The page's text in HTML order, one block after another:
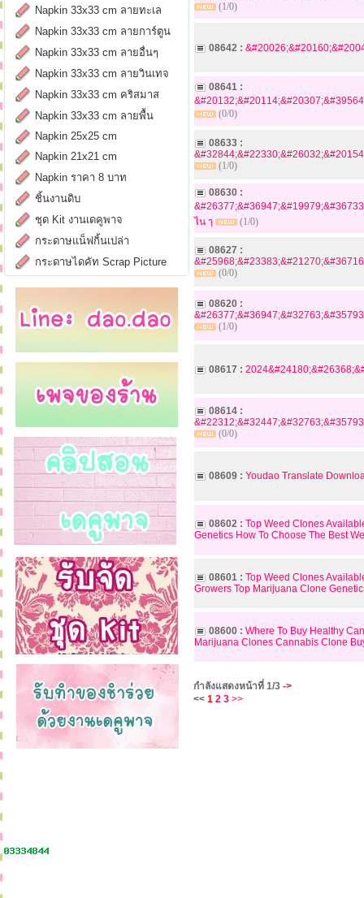
Napkin 33x33 cm ลายทะเล
Napkin 33x33 cm ลายการ์ตูน
Napkin 33x33 cm ลายอื่นๆ
Napkin 33x33 cm ลายวินเทจ
Napkin 33x33 cm คริสมาส
Napkin 33x33 cm ลายพื้น
Napkin 25x25 cm
Napkin 21x21 cm
Napkin ราคา 8 บาท
ชิ้นงานดิบ
ชุด Kit งานเดคูพาจ
กระดาษแน็ฟกิ้นเปล่า
กระดาษไดคัท Scrap Picture
(1/0)
08642 :
08641 :
(0/0)
08633 :
(1/0)
08630 :
ไน ๅ
(1/0)
08627 :
(0/0)
08620 :
(1/0)
08617 :
08614 :
(0/0)
08609 : Youdao Translate
08602 : Top Weed Clones
Genetics How To Choose The Best
08601 : Top Weed Clones
Growers Top Marijuana Clone
08600 : Where To Buy Healthy
Marijuana Clones Cannabis Clone
กำลังแสดงหน้าที่ 1/3 ->
<< 1 2 3 >>